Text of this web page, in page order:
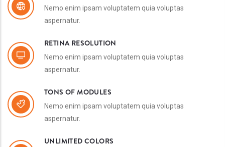
Nemo enim ipsam voluptatem quia voluptas
aspernatur.
RETINA RESOLUTION
Nemo enim ipsam voluptatem quia voluptas
aspernatur.
TONS OF MODULES
Nemo enim ipsam voluptatem quia voluptas
aspernatur.
UNLIMITED COLORS